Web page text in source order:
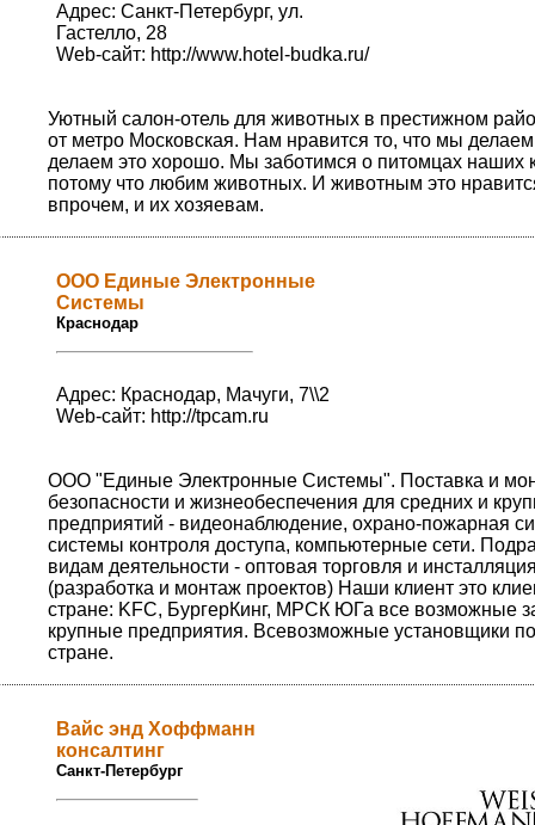
Адрес: Санкт-Петербург, ул.
Гастелло, 28
Web-сайт: http://www.hotel-budka.ru/
Уютный салон-отель для животных в престижном
от метро Московская. Нам нравится то, что мы
делаем это хорошо. Мы заботимся о питомцах наших
потому что любим животных. И животным это
впрочем, и их хозяевам.
ООО Единые Электронные
Системы
Краснодар
Адрес: Краснодар, Мачуги, 7\\2
Web-сайт: http://tpcam.ru
ООО "Единые Электронные Системы". Поставка и
безопасности и жизнеобеспечения для средних и
предприятий - видеонаблюдение, охрано-пожарная
системы контроля доступа, компьютерные сети.
видам деятельности - оптовая торговля и
(разработка и монтаж проектов) Наши клиент это
стране: KFC, БургерКинг, МРСК ЮГа все возможные
крупные предприятия. Всевозможные установщики
стране.
Вайс энд Хоффманн
консалтинг
Санкт-Петербург